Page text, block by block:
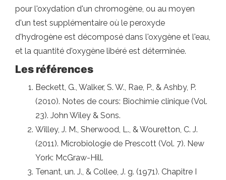
pour l'oxydation d'un chromogène, ou au moyen
d'un test supplémentaire où le peroxyde
d'hydrogène est décomposé dans l'oxygène et l'eau,
et la quantité d'oxygène libéré est déterminée.
Les références
Beckett, G., Walker, S. W., Rae, P., & Ashby, P.
(2010). Notes de cours: Biochimie clinique (Vol.
23). John Wiley & Sons.
Willey, J. M., Sherwood, L., & Wouretton, C. J.
(2011). Microbiologie de Prescott (Vol. 7). New
York: McGraw-Hill.
Tenant, un. J., & Collee, J. g. (1971). Chapitre I